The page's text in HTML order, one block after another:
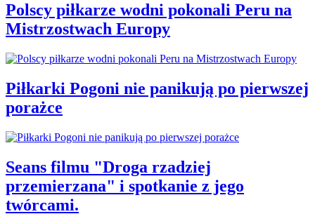
Polscy piłkarze wodni pokonali Peru na
Mistrzostwach Europy
Piłkarki Pogoni nie panikują po pierwszej
porażce
Seans filmu "Droga rzadziej
przemierzana" i spotkanie z jego
twórcami.